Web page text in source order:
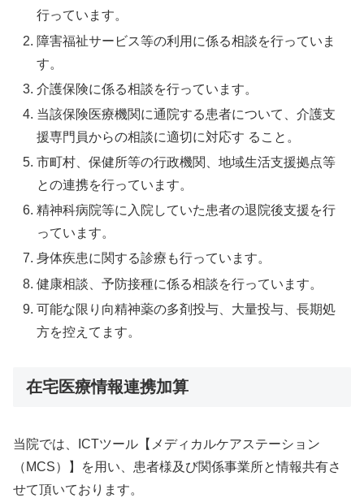
行っています。
障害福祉サービス等の利用に係る相談を行っていま
す。
介護保険に係る相談を行っています。
当該保険医療機関に通院する患者について、介護支
援専門員からの相談に適切に対応す ること。
市町村、保健所等の行政機関、地域生活支援拠点等
との連携を行っています。
精神科病院等に入院していた患者の退院後支援を行
っています。
身体疾患に関する診療も行っています。
健康相談、予防接種に係る相談を行っています。
可能な限り向精神薬の多剤投与、大量投与、長期処
方を控えてます。
在宅医療情報連携加算
当院では、ICTツール【メディカルケアステーション
（MCS）】を用い、患者様及び関係事業所と情報共有さ
せて頂いております。